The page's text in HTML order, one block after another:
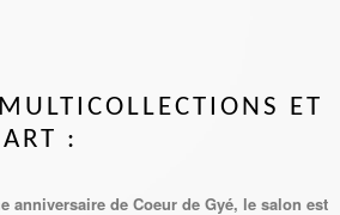
ET
:
anniversaire de Coeur de Gyé, le salon est